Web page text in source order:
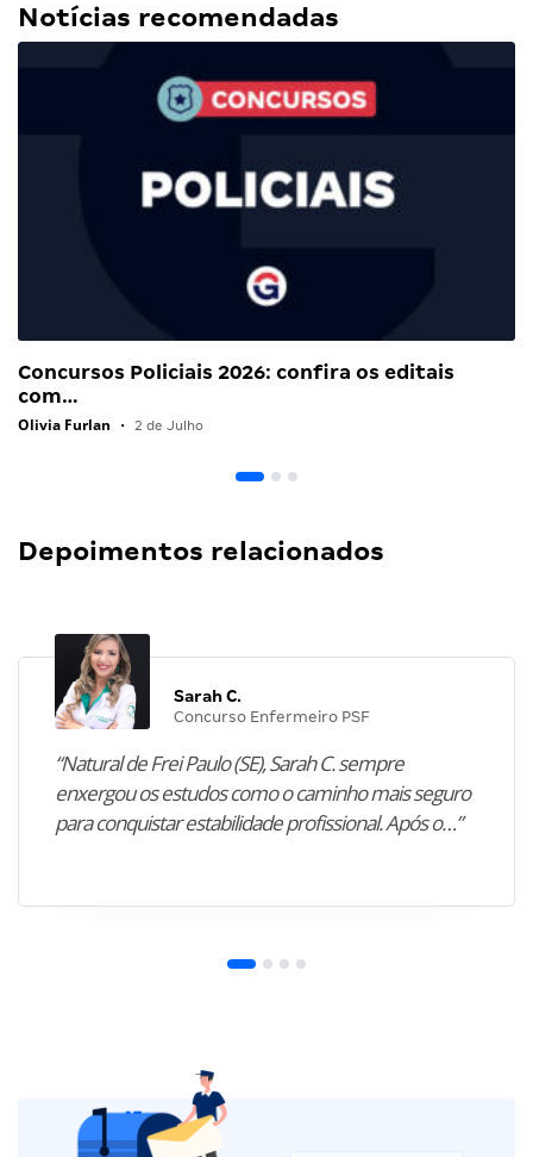
Notícias recomendadas
Concursos Policiais 2026: confira os editais
com…
Olivia Furlan • 2 de Julho
Depoimentos relacionados
Sarah C.
Concurso Enfermeiro PSF
“Natural de Frei Paulo (SE), Sarah C. sempre
enxergou os estudos como o caminho mais seguro
para conquistar estabilidade profissional. Após o…”